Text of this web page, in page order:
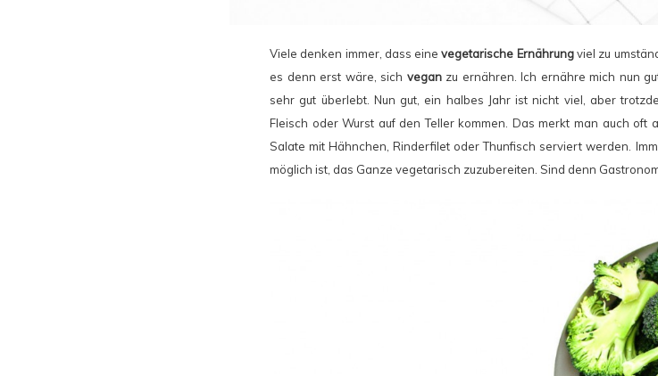
Viele denken immer, dass einevegetarische Ernährungviel zu
es denn erst wäre, sich veganzu ernähren. Ich ernähre mich nun
sehr gut überlebt. Nun gut, ein halbes Jahr ist nicht viel, aber
Fleisch oder Wurst auf den Teller kommen. Das merkt man auch
Salate mit Hähnchen, Rinderfilet oder Thunfisch serviert werden.
möglich ist, das Ganze vegetarisch zuzubereiten. Sind denn